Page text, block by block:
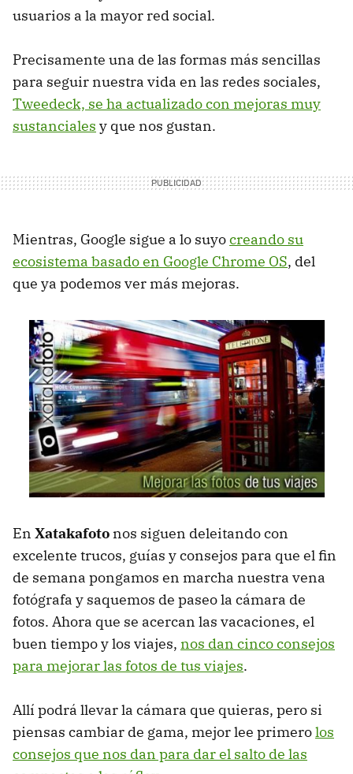
usuarios a la mayor red social.
Precisamente una de las formas más sencillas
para seguir nuestra vida en las redes sociales,
Tweedeck, se ha actualizado con mejoras muy
sustanciales y que nos gustan.
Mientras, Google sigue a lo suyocreando su
ecosistema basado en Google Chrome OS, del
que ya podemos ver más mejoras.
En Xatakafoto nos siguen deleitando con
excelente trucos, guías y consejos para que el fin
de semana pongamos en marcha nuestra vena
fotógrafa y saquemos de paseo la cámara de
fotos. Ahora que se acercan las vacaciones, el
buen tiempo y los viajes, nos dan cinco consejos
para mejorar las fotos de tus viajes.
Allí podrá llevar la cámara que quieras, pero si
piensas cambiar de gama, mejor lee primerolos
consejos que nos dan para dar el salto de las